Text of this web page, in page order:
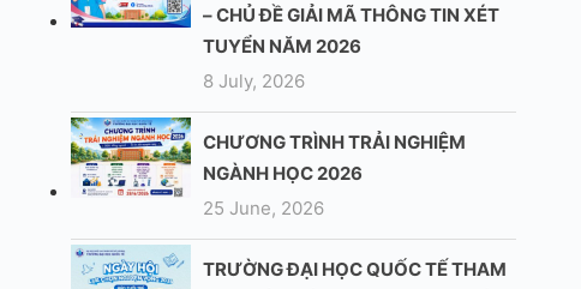
– CHỦ ĐỀ GIẢI MÃ THÔNG TIN XÉT
TUYỂN NĂM 2026
8 July, 2026
CHƯƠNG TRÌNH TRẢI NGHIỆM
NGÀNH HỌC 2026
25 June, 2026
TRƯỜNG ĐẠI HỌC QUỐC TẾ THAM